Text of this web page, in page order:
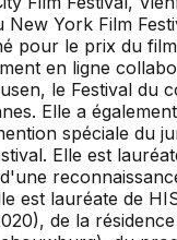
New York Film
pour le prix du
en ligne
le Festival du
Elle a
spéciale du
Elle est
est lauréate de
de la